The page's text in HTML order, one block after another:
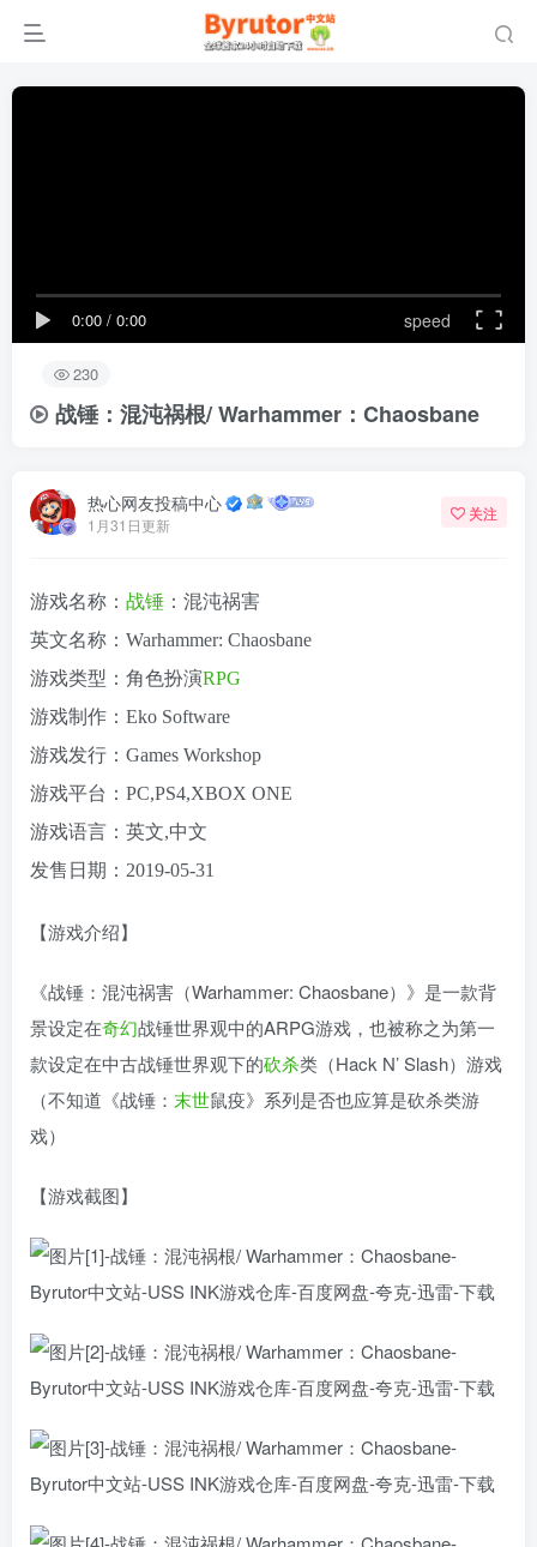
0:00 / 0:00 speed
230
战锤：混沌祸根/ Warhammer：Chaosbane
热心网友投稿中心
1月31日更新
关注
游戏名称： 战锤 ：混沌祸害
英文名称：Warhammer: Chaosbane
游戏类型：角色扮演RPG
游戏制作：Eko Software
游戏发行：Games Workshop
游戏平台：PC,PS4,XBOX ONE
游戏语言：英文,中文
发售日期：2019-05-31
【游戏介绍】
《战锤：混沌祸害（Warhammer: Chaosbane）》是一款背
景设定在奇幻战锤世界观中的ARPG游戏，也被称之为第一
款设定在中古战锤世界观下的砍杀类（Hack N’ Slash）游戏
（不知道《战锤： 末世鼠疫》系列是否也应算是砍杀类游
戏）
【游戏截图】